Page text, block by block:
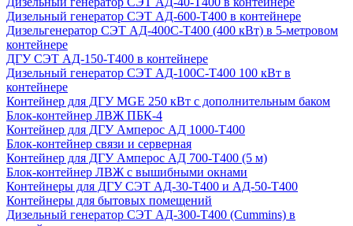
Дизельный генератор СЭТ АД-600-Т400 в контейнере
Дизельгенератор СЭТ АД-400С-Т400 (400 кВт) в 5-метровом
контейнере
ДГУ СЭТ АД-150-Т400 в контейнере
Дизельный генератор СЭТ АД-100С-Т400 100 кВт в
контейнере
Контейнер для ДГУ MGE 250 кВт с дополнительным баком
Блок-контейнер ЛВЖ ПБК-4
Контейнер для ДГУ Амперос АД 1000-Т400
Блок-контейнер связи и серверная
Контейнер для ДГУ Амперос АД 700-Т400 (5 м)
Блок-контейнер ЛВЖ с вышибными окнами
Контейнеры для ДГУ СЭТ АД-30-Т400 и АД-50-Т400
Контейнеры для бытовых помещений
Дизельный генератор СЭТ АД-300-Т400 (Cummins) в